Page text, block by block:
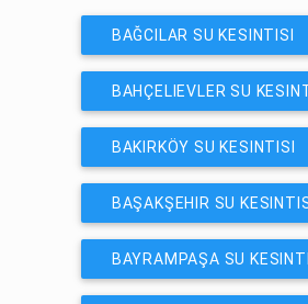
BAĞCILAR SU KESINTISI
BAHÇELIEVLER SU
BAKIRKÖY SU KESINTISI
BAŞAKŞEHIR SU
BAYRAMPAŞA SU